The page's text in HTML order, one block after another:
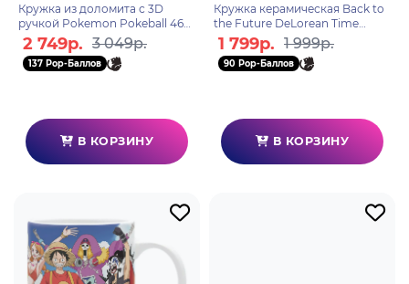
Кружка из доломита с 3D
ручкой Pokemon Pokeball 460
мл ABYMUGA368
2 749р. 3 049р.
137 Pop-Баллов
В КОРЗИНУ
Кружка керамическая Back to
the Future DeLorean Time
Machine 320 мл ABYMUG817
1 799р. 1 999р.
90 Pop-Баллов
В КОРЗИНУ